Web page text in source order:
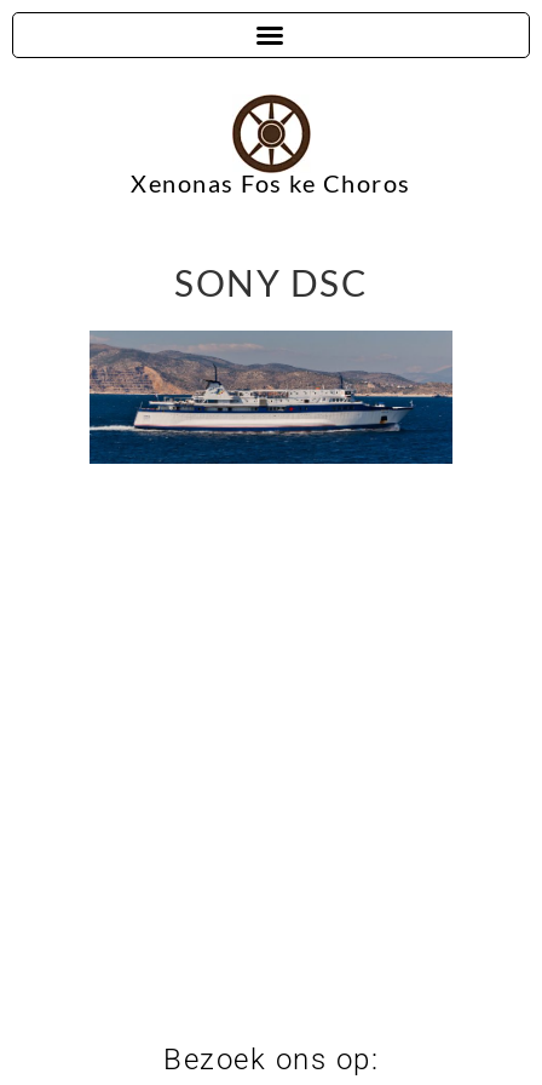
Xenonas Fos ke Choros
SONY DSC
Bezoek ons op: